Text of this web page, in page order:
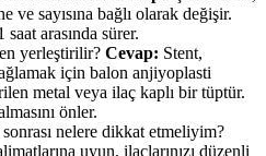
ve sayısına bağlı olarak değişir.
arasında sürer.
yerleştirilir? Cevap: Stent,
için balon anjiyoplasti
metal veya ilaç kaplı bir tüptür.
önler.
nelere dikkat etmeliyim?
uyun, ilaçlarınızı düzenli